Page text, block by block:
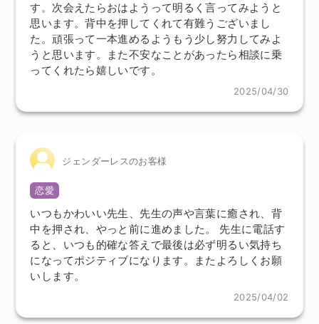
す。次会えたらおはようって明るく言ってみようと
思います。背中を押してくれて有難うございまし
た。頑張って一本進めるようもう少し努力してみよ
うと思います。また不安なことがあったら相談に乗
ってくれたら嬉しいです。
2025/04/30
ジェンダーレスのお客様
恋愛
いつもかわいい先生、先生の声や言葉に癒され、背
中を押され、やっと前に進めました。 先生に電話す
ると、いつも的確な答えで最後は必ず明るい気持ち
になってポジティブになります。またよろしくお願
いします。
2025/04/02